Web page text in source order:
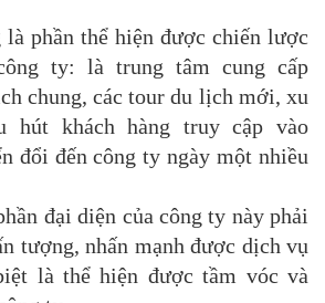
là phần thể hiện được chiến lược
ty: là trung tâm cung cấp
chung, các tour du lịch mới, xu
hút khách hàng truy cập vào
đổi đến công ty ngày một nhiều
đại diện của công ty này phải
tượng, nhấn mạnh được dịch vụ
là thể hiện được tầm vóc và